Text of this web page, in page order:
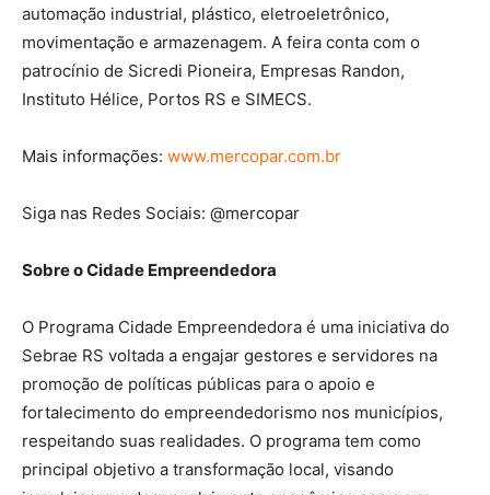
automação industrial, plástico, eletroeletrônico,
movimentação e armazenagem. A feira conta com o
patrocínio de Sicredi Pioneira, Empresas Randon,
Instituto Hélice, Portos RS e SIMECS.
Mais informações: www.mercopar.com.br
Siga nas Redes Sociais: @mercopar
Sobre o Cidade Empreendedora
O Programa Cidade Empreendedora é uma iniciativa do
Sebrae RS voltada a engajar gestores e servidores na
promoção de políticas públicas para o apoio e
fortalecimento do empreendedorismo nos municípios,
respeitando suas realidades. O programa tem como
principal objetivo a transformação local, visando